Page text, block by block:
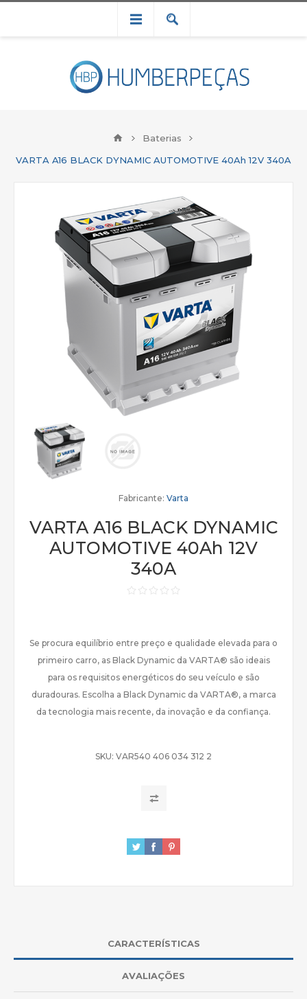
Baterias
VARTA A16 BLACK DYNAMIC AUTOMOTIVE 40Ah 12V 340A
Fabricante: Varta
VARTA A16 BLACK DYNAMIC
AUTOMOTIVE 40Ah 12V
340A
Se procura equilíbrio entre preço e qualidade elevada para o
primeiro carro, as Black Dynamic da VARTA® são ideais
para os requisitos energéticos do seu veículo e são
duradouras. Escolha a Black Dynamic da VARTA®, a marca
da tecnologia mais recente, da inovação e da confiança.
SKU: VAR540 406 034 312 2
CARACTERÍSTICAS
AVALIAÇÕES